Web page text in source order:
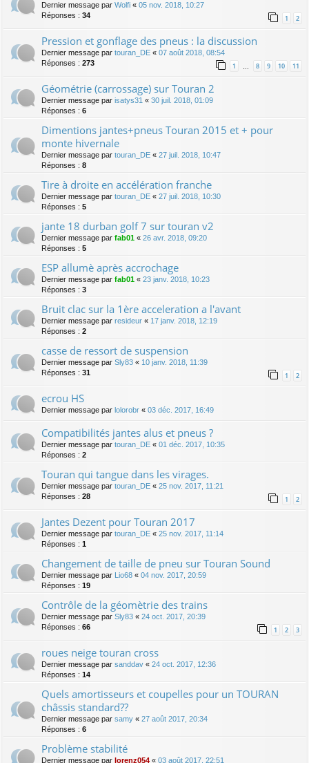
Dernier message par Wolfi « 05 nov. 2018, 10:27
Réponses : 34 1 2
Pression et gonflage des pneus : la discussion
Dernier message par touran_DE « 07 août 2018, 08:54
Réponses : 273 1 8 9 10 11
Géométrie (carrossage) sur Touran 2
Dernier message par isatys31 « 30 juil. 2018, 01:09
Réponses : 6
Dimentions jantes+pneus Touran 2015 et + pour
monte hivernale
Dernier message par touran_DE « 27 juil. 2018, 10:47
Réponses : 8
Tire à droite en accélération franche
Dernier message par touran_DE « 27 juil. 2018, 10:30
Réponses : 5
jante 18 durban golf 7 sur touran v2
Dernier message par fab01 « 26 avr. 2018, 09:20
Réponses : 5
ESP allumè après accrochage
Dernier message par fab01 « 23 janv. 2018, 10:23
Réponses : 3
Bruit clac sur la 1ère acceleration a l'avant
Dernier message par resideur « 17 janv. 2018, 12:19
Réponses : 2
casse de ressort de suspension
Dernier message par Sly83 « 10 janv. 2018, 11:39
Réponses : 31 1 2
ecrou HS
Dernier message par lolorobr « 03 déc. 2017, 16:49
Compatibilités jantes alus et pneus ?
Dernier message par touran_DE « 01 déc. 2017, 10:35
Réponses : 2
Touran qui tangue dans les virages.
Dernier message par touran_DE « 25 nov. 2017, 11:21
Réponses : 28 1 2
Jantes Dezent pour Touran 2017
Dernier message par touran_DE « 25 nov. 2017, 11:14
Réponses : 1
Changement de taille de pneu sur Touran Sound
Dernier message par Lio68 « 04 nov. 2017, 20:59
Réponses : 19
Contrôle de la géomètrie des trains
Dernier message par Sly83 « 24 oct. 2017, 20:39
Réponses : 66 1 2 3
roues neige touran cross
Dernier message par sanddav « 24 oct. 2017, 12:36
Réponses : 14
Quels amortisseurs et coupelles pour un TOURAN
châssis standard??
Dernier message par samy « 27 août 2017, 20:34
Réponses : 6
Problème stabilité
Dernier message par lorenz054 « 03 août 2017, 22:51